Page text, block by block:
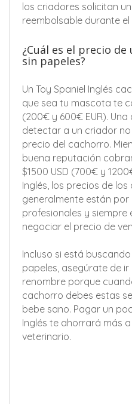
los criadores solicitan
reembolsable durante
¿Cuál es el precio
sin papeles?
Un Toy Spaniel Inglés
que sea tu mascota te
(200€ y 600€ EUR).
detectar a un criador
precio del cachorro.
buena reputación
$1500 USD (700€ y
Inglés, los precios de
generalmente están
profesionales y siempre
negociar el precio de
Incluso si está buscando
papeles, asegúrate de
renombre porque
cachorro debes estas
bebe sano. Pagar un
Inglés te ahorrará más
veterinario.